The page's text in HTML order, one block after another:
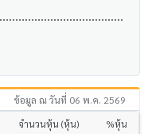
ข้อมูล ณ วันที่ 06 พ.ค. 2569
จำนวนหุ้น (หุ้น) %หุ้น